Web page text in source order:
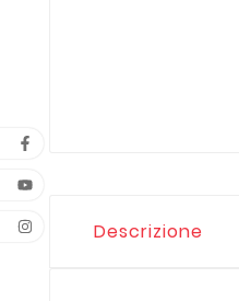
Descrizione